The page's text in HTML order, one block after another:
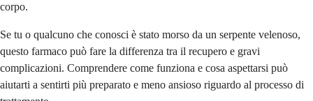
corpo.
Se tu o qualcuno che conosci è stato morso da un serpente velenoso,
questo farmaco può fare la differenza tra il recupero e gravi
complicazioni. Comprendere come funziona e cosa aspettarsi può
aiutarti a sentirti più preparato e meno ansioso riguardo al processo di